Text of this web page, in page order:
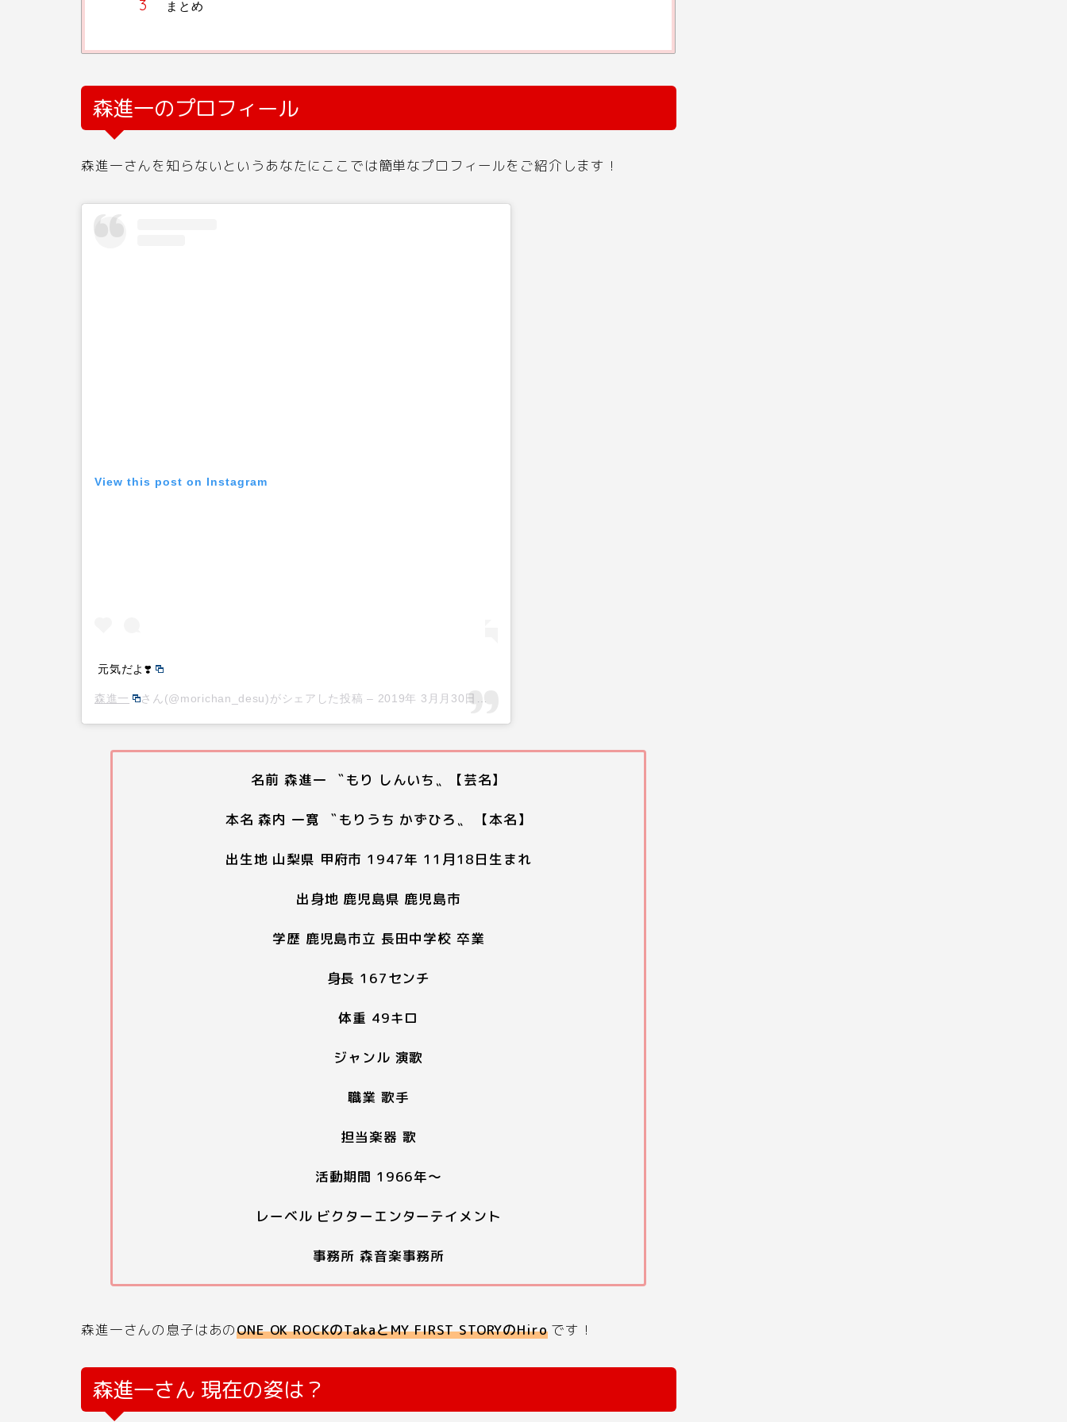
まとめ
森進一のプロフィール
森進一さんを知らないというあなたにここでは簡単なプロフィールをご紹介します！
View this post on Instagram
元気だよ❣️
森進一 さん(@morichan_desu)がシェアした投稿 – 2019年 3月月30日午後4時00分PDT
名前 森進一 〝もり しんいち〟【芸名】
本名 森内 一寛 〝もりうち かずひろ〟 【本名】
出生地 山梨県 甲府市 1947年 11月18日生まれ
出身地 鹿児島県 鹿児島市
学歴 鹿児島市立 長田中学校 卒業
身長 167センチ
体重 49キロ
ジャンル 演歌
職業 歌手
担当楽器 歌
活動期間 1966年〜
レーベル ビクターエンターテイメント
事務所 森音楽事務所
森進一さんの息子はあのONE OK ROCKのTakaとMY FIRST STORYのHiroです！
森進一さん 現在の姿は？